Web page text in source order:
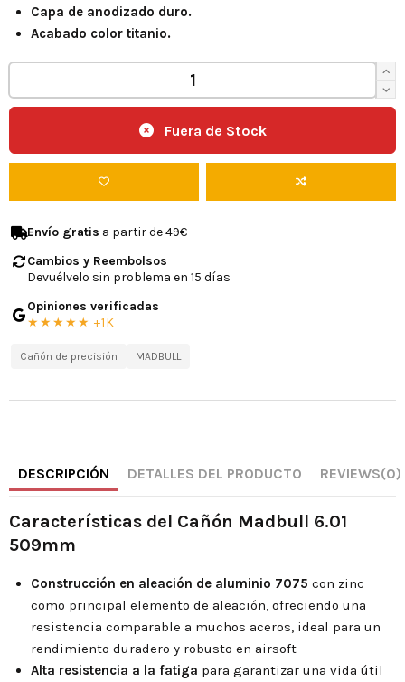
Capa de anodizado duro.
Acabado color titanio.
Fuera de Stock
Envío gratis a partir de 49€
Cambios y Reembolsos
Devuélvelo sin problema en 15 días
Opiniones verificadas
★★★★★ +1K
Cañón de precisión MADBULL
DESCRIPCIÓN DETALLES DEL PRODUCTO REVIEWS(0)
Características del Cañón Madbull 6.01
509mm
Construcción en aleación de aluminio 7075 con zinc
como principal elemento de aleación, ofreciendo una
resistencia comparable a muchos aceros, ideal para un
rendimiento duradero y robusto en airsoft
Alta resistencia a la fatiga para garantizar una vida útil